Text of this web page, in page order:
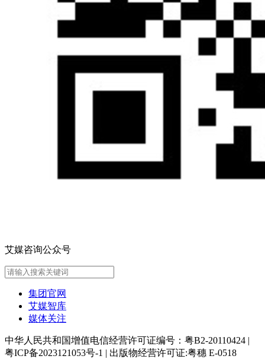
艾媒咨询公众号
集团官网
艾媒智库
媒体关注
中华人民共和国增值电信经营许可证编号：粤B2-20110424 |
粤ICP备2023121053号-1 | 出版物经营许可证:粤穗 E-0518